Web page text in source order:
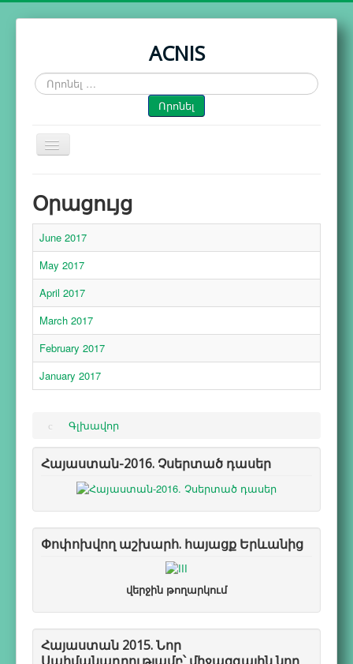
ACNIS
Որոնել
…
Որոնել
Toggle
Navigation
Գործունեություն
Հրապարակումներ
Օրացույց
Գործընկերներ
Մեր մասին
Օրացույց
June 2017
May 2017
April 2017
March 2017
February 2017
January 2017
Գլխավոր
Հայաստան-2016. Չսերտած դասեր
Փոփոխվող աշխարհ. հայացք Երևանից
վերջին թողարկում
Հայաստան 2015. Նոր